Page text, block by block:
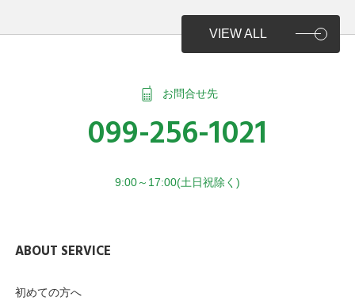
VIEW ALL
お問合せ先
099-256-1021
9:00～17:00(土日祝除く)
ABOUT SERVICE
初めての方へ